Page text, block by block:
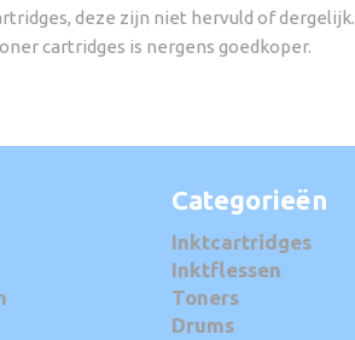
deze zijn niet hervuld of dergelijk.
cartridges is nergens goedkoper.
Categorieën
Inktcartridges
Inktflessen
Toners
Drums